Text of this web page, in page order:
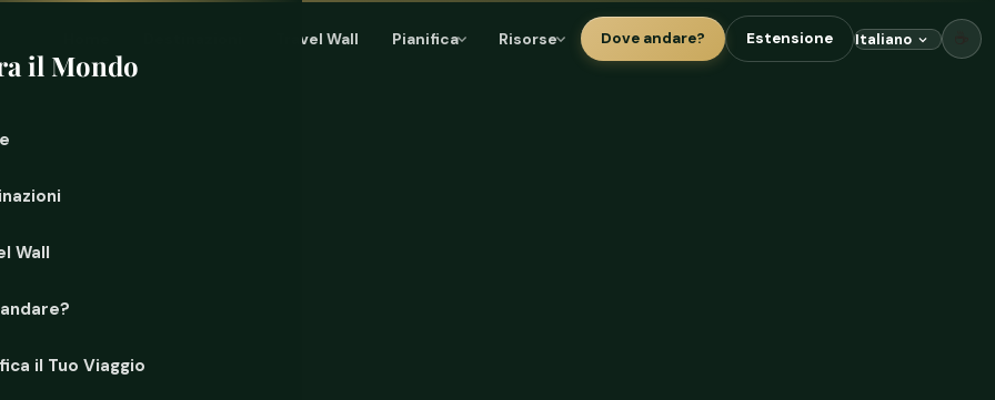
Travel Wall Pianifica Risorse Dove andare? Estensione
il Mondo
Wall
il Tuo Viaggio